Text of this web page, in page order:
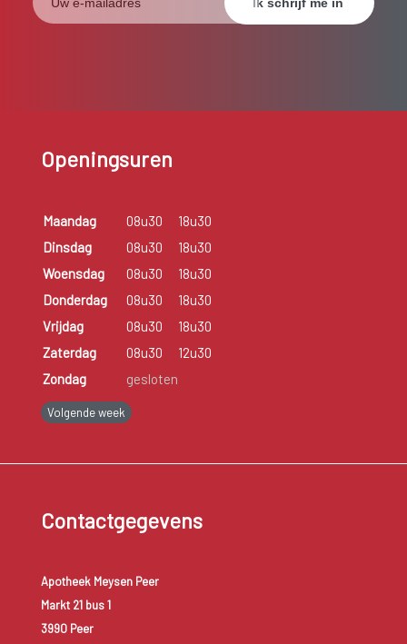
Openingsuren
Maandag 08u30
18u30
Dinsdag
08u30
18u30
Woensdag
08u30
18u30
Donderdag
08u30
18u30
Vrijdag
08u30
18u30
Zaterdag
08u30
12u30
Zondag
gesloten
Volgende week
Contactgegevens
Apotheek Meysen Peer
Markt 21 bus 1
3990 Peer